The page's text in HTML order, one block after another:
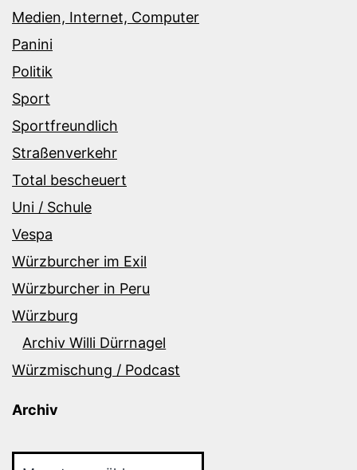
Medien, Internet, Computer
Panini
Politik
Sport
Sportfreundlich
Straßenverkehr
Total bescheuert
Uni / Schule
Vespa
Würzburcher im Exil
Würzburcher in Peru
Würzburg
Archiv Willi Dürrnagel
Würzmischung / Podcast
Archiv